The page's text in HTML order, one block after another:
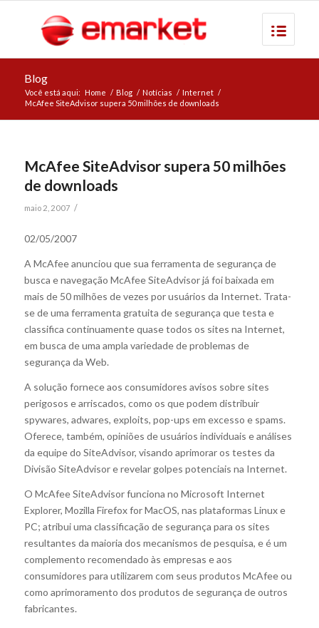
Blog
Você está aqui: Home / Blog / Notícias / Internet /
McAfee SiteAdvisor supera 50 milhões de downloads
McAfee SiteAdvisor supera 50 milhões
de downloads
maio 2, 2007 /
02/05/2007
A McAfee anunciou que sua ferramenta de segurança de
busca e navegação McAfee SiteAdvisor já foi baixada em
mais de 50 milhões de vezes por usuários da Internet. Trata-
se de uma ferramenta gratuita de segurança que testa e
classifica continuamente quase todos os sites na Internet,
em busca de uma ampla variedade de problemas de
segurança da Web.
A solução fornece aos consumidores avisos sobre sites
perigosos e arriscados, como os que podem distribuir
spywares, adwares, exploits, pop-ups em excesso e spams.
Oferece, também, opiniões de usuários individuais e análises
da equipe do SiteAdvisor, visando aprimorar os testes da
Divisão SiteAdvisor e revelar golpes potenciais na Internet.
O McAfee SiteAdvisor funciona no Microsoft Internet
Explorer, Mozilla Firefox for MacOS, nas plataformas Linux e
PC; atribui uma classificação de segurança para os sites
resultantes da maioria dos mecanismos de pesquisa, e é um
complemento recomendado às empresas e aos
consumidores para utilizarem com seus produtos McAfee ou
como aprimoramento dos produtos de segurança de outros
fabricantes.